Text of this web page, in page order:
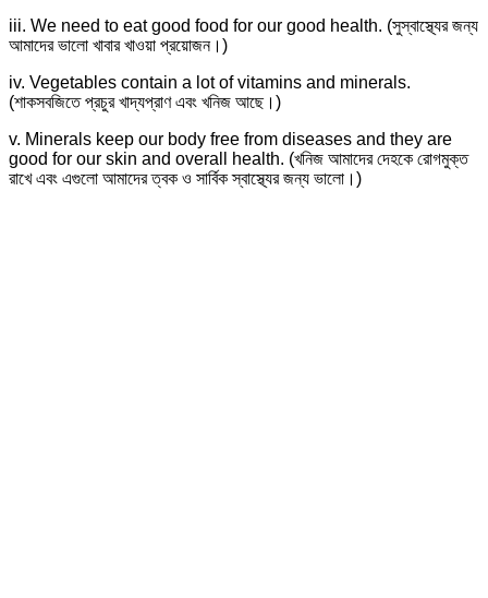
iii. We need to eat good food for our good health. (সুস্বাস্থ্যের জন্য
আমাদের ভালো খাবার খাওয়া প্রয়োজন।)
iv. Vegetables contain a lot of vitamins and minerals.
(শাকসবজিতে প্রচুর খাদ্যপ্রাণ এবং খনিজ আছে।)
v. Minerals keep our body free from diseases and they are
good for our skin and overall health. (খনিজ আমাদের দেহকে রোগমুক্ত
রাখে এবং এগুলো আমাদের ত্বক ও সার্বিক স্বাস্থ্যের জন্য ভালো।)